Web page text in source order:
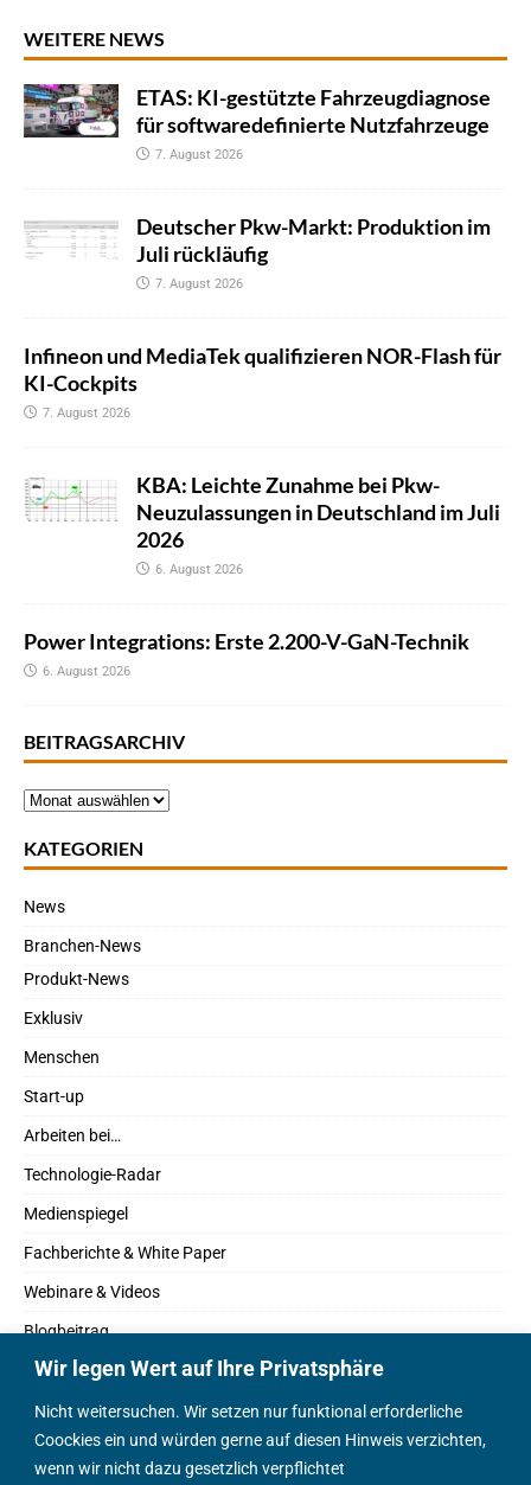
Wir legen Wert auf Ihre Privatsphäre
Nicht weitersuchen. Wir setzen nur funktional erforderliche
Coockies ein und würden gerne auf diesen Hinweis verzichten,
wenn wir nicht dazu gesetzlich verpflichtet
WEITERE NEWS
ETAS: KI-gestützte Fahrzeugdiagnose
für softwaredefinierte Nutzfahrzeuge
7. August 2026
Deutscher Pkw-Markt: Produktion im
Juli rückläufig
7. August 2026
Infineon und MediaTek qualifizieren NOR-Flash für
KI-Cockpits
7. August 2026
KBA: Leichte Zunahme bei Pkw-
Neuzulassungen in Deutschland im Juli
2026
6. August 2026
Power Integrations: Erste 2.200-V-GaN-Technik
6. August 2026
BEITRAGSARCHIV
KATEGORIEN
News
Branchen-News
Produkt-News
Exklusiv
Menschen
Start-up
Arbeiten bei…
Technologie-Radar
Medienspiegel
Fachberichte & White Paper
Webinare & Videos
Blogbeitrag
Fachbücher
Marktreport
Podcasts